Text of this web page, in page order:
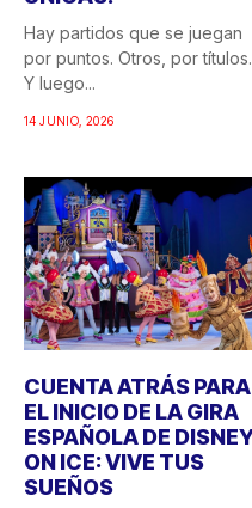
Hay partidos que se juegan
por puntos. Otros, por títulos.
Y luego...
14 JUNIO, 2026
CUENTA ATRÁS PARA
EL INICIO DE LA GIRA
ESPAÑOLA DE
ON ICE: VIVE TUS
SUEÑOS